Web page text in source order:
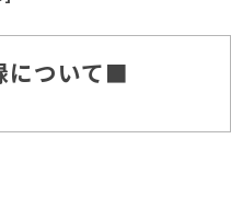
について■